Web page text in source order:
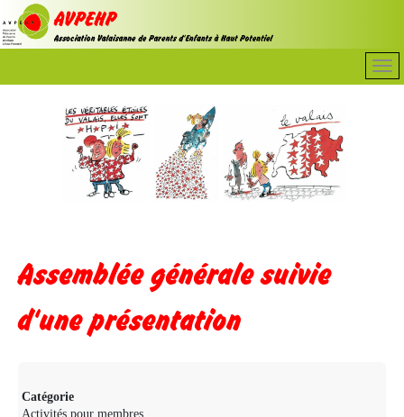
Assemblée générale suivie
d'une présentation
Catégorie
Activités pour membres